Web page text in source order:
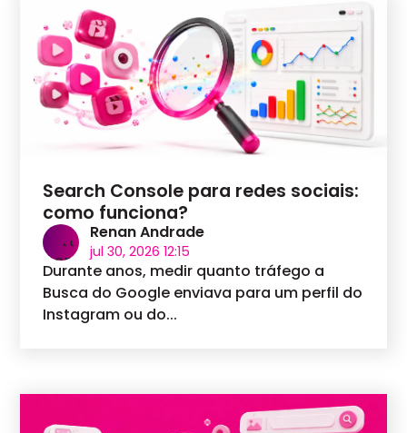
Search Console para redes sociais:
como funciona?
Renan Andrade
jul 30, 2026 12:15
Durante anos, medir quanto tráfego a
Busca do Google enviava para um perfil do
Instagram ou do...